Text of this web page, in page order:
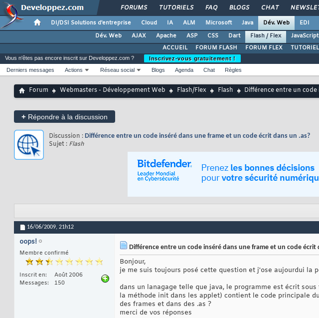
FORUMS TUTORIELS FAQ BLOGS CHAT
DI/DSI Solutions d'entreprise Cloud IA ALM Microsoft Java Dév. Web EDI
Dév. Web
AJAX Apache ASP CSS Dart Flash / Flex JavaScript
ACCUEIL
FORUM FLASH FORUM FLEX
Vous n'êtes pas encore inscrit sur Developpez.com ?
Inscrivez-vous gratuitement !
Derniers messages
Actions Réseau social Blogs Agenda Chat Règles
Forum Webmasters - Développement Web Flash/Flex Flash Différence entre un
+ Répondre à la discussion
Discussion : Différence entre un code inséré dans une frame et un code écrit dans un .as?
Sujet : Flash
16/06/2009, 21h12
oops!
Membre confirmé
Inscrit en
Août 2006
Messages
150
Différence entre un code inséré dans une frame et un code écrit
Bonjour,
je me suis toujours posé cette question et j'ose aujourdui la
dans un lanagage telle que java, le programme est écrit
la méthode init dans les applet) contient le code principale
des frames et dans des .as ?
merci de vos réponses